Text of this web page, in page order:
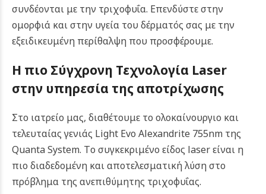
συνδέονται με την τριχοφυΐα. Επενδύστε στην
ομορφιά και στην υγεία του δέρματός σας με την
εξειδικευμένη περίθαλψη που προσφέρουμε.
Η πιο Σύγχρονη Τεχνολογία Laser
στην υπηρεσία της αποτρίχωσης
Στο ιατρείο μας, διαθέτουμε το ολοκαίνουργιο και
τελευταίας γενιάς Light Evo Alexandrite 755nm της
Quanta System. Tο συγκεκριμένο είδος laser είναι η
πιο διαδεδομένη και αποτελεσματική λύση στο
πρόβλημα της ανεπιθύμητης τριχοφυΐας.